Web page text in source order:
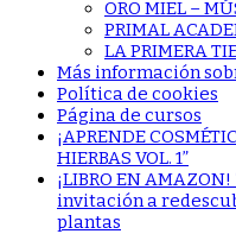
ORO MIEL –
PRIMAL
LA PRIMERA
Más información
Política de cookies
Página de cursos
¡APRENDE
HIERBAS VOL. 1”
¡LIBRO EN
invitación a
plantas